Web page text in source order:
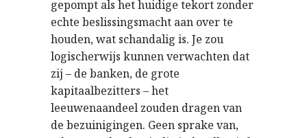
gepompt als het huidige tekort zonder
echte beslissingsmacht aan over te
houden, wat schandalig is. Je zou
logischerwijs kunnen verwachten dat
zij – de banken, de grote
kapitaalbezitters – het
leeuwenaandeel zouden dragen van
de bezuinigingen. Geen sprake van,